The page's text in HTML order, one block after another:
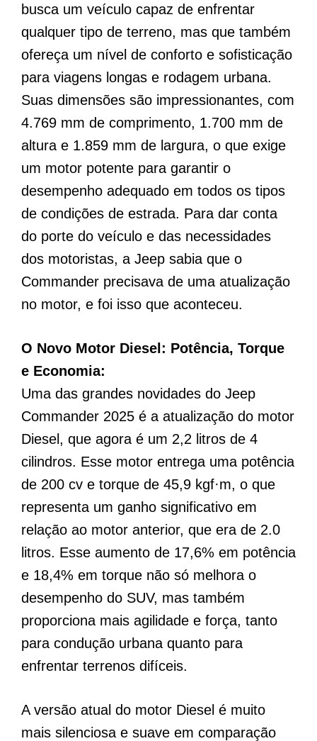
busca um veículo capaz de enfrentar
qualquer tipo de terreno, mas que também
ofereça um nível de conforto e sofisticação
para viagens longas e rodagem urbana.
Suas dimensões são impressionantes, com
4.769 mm de comprimento, 1.700 mm de
altura e 1.859 mm de largura, o que exige
um motor potente para garantir o
desempenho adequado em todos os tipos
de condições de estrada. Para dar conta
do porte do veículo e das necessidades
dos motoristas, a Jeep sabia que o
Commander precisava de uma atualização
no motor, e foi isso que aconteceu.
O Novo Motor Diesel: Potência, Torque
e Economia:
Uma das grandes novidades do Jeep
Commander 2025 é a atualização do motor
Diesel, que agora é um 2,2 litros de 4
cilindros. Esse motor entrega uma potência
de 200 cv e torque de 45,9 kgf·m, o que
representa um ganho significativo em
relação ao motor anterior, que era de 2.0
litros. Esse aumento de 17,6% em potência
e 18,4% em torque não só melhora o
desempenho do SUV, mas também
proporciona mais agilidade e força, tanto
para condução urbana quanto para
enfrentar terrenos difíceis.
A versão atual do motor Diesel é muito
mais silenciosa e suave em comparação